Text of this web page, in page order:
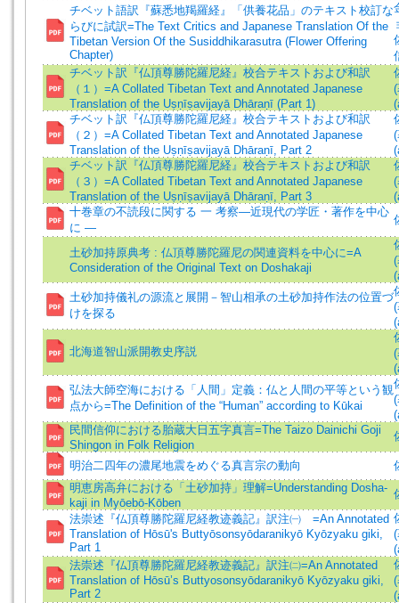
チベット語訳『蘇悉地羯羅経』「供養花品」のテキスト校訂な
らびに試訳=The Text Critics and Japanese Translation Of the
Tibetan Version Of the Susiddhikarasutra (Flower Offering
Chapter)
チベット訳『仏頂尊勝陀羅尼経』校合テキストおよび和訳
（１）=A Collated Tibetan Text and Annotated Japanese
Translation of the Uṣṇīṣavijayā Dhāraṇī (Part 1)
チベット訳『仏頂尊勝陀羅尼経』校合テキストおよび和訳
（２）=A Collated Tibetan Text and Annotated Japanese
Translation of the Uṣṇīṣavijayā Dhāraṇī, Part 2
チベット訳『仏頂尊勝陀羅尼経』校合テキストおよび和訳
（３）=A Collated Tibetan Text and Annotated Japanese
Translation of the Uṣṇīṣavijayā Dhāraṇī, Part 3
十巻章の不読段に関する 一 考察―近現代の学匠・著作を中心
に ―
土砂加持原典考 : 仏頂尊勝陀羅尼の関連資料を中心に=A
Consideration of the Original Text on Doshakaji
土砂加持儀礼の源流と展開－智山相承の土砂加持作法の位置づ
けを探る
北海道智山派開教史序説
弘法大師空海における「人間」定義：仏と人間の平等という観
点から=The Definition of the “Human” according to Kūkai
民間信仰における胎蔵大日五字真言=The Taizo Dainichi Goji
Shingon in Folk Religion
明治二四年の濃尾地震をめぐる真言宗の動向
明恵房高弁における「土砂加持」理解=Understanding Dosha-
kaji in Myōebō-Kōben
法崇述『仏頂尊勝陀羅尼経教迹義記』訳注㈠ =An Annotated
Translation of Hōsū's Buttyōsonsyōdaranikyō Kyōzyaku giki,
Part 1
法崇述『仏頂尊勝陀羅尼経教迹義記』訳注㈡=An Annotated
Translation of Hōsū’s Buttyosonsyōdaranikyō Kyōzyaku giki,
Part 2